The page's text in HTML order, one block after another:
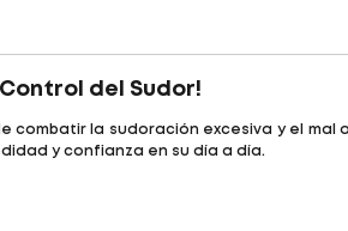
del Sudor!
combatir la sudoración excesiva y el
y confianza en su día a día.